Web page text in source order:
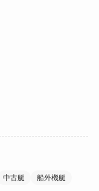
中古艇 船外機艇